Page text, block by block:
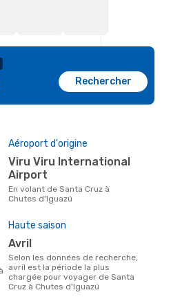
Rechercher
Aéroport d'origine
Viru Viru International
Airport
En volant de Santa Cruz à
Chutes d'Iguazú
Haute saison
avril
Selon les données de recherche,
avril est la période la plus
chargée pour voyager de Santa
Cruz à Chutes d'Iguazú